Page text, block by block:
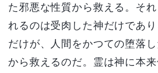
た邪悪な性質から救える。そ
れるのは受肉した神だけであ
だけが、人間をかつての堕落
から救えるのだ。霊は神に本